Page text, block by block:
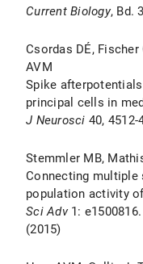
Current Biology, Bd.
Csordas DÉ,
AVM
Spike
principal cells in
J Neurosci 40, 4512-
Stemmler MB,
Connecting
population activity
Sci Adv1:
(2015)